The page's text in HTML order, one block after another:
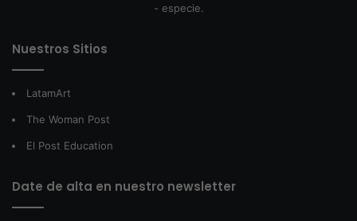
- especie.
Nuestros Sitios
LatamArt
The Woman Post
El Post Education
Date de alta en nuestro newsletter